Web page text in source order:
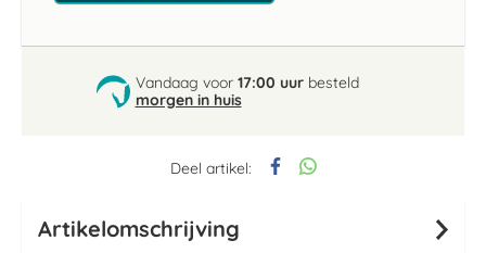
Deel artikel:
Vandaag voor 17:00 uurbesteld
morgen in huis
Artikelomschrijving